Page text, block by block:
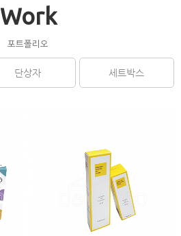
Work
포트폴리오
단상자 세트박스
이데베논 2종(세럼, 크림)